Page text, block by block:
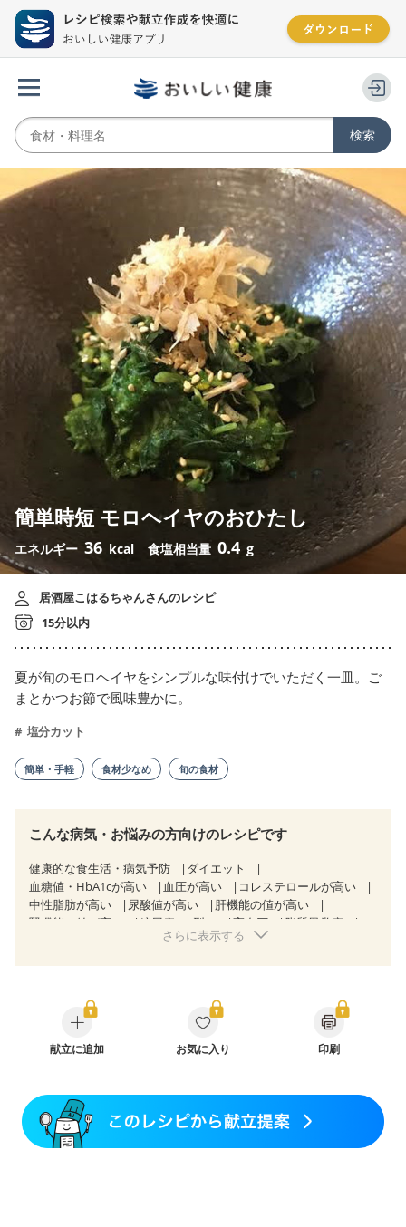
簡単時短 モロヘイヤのおひたし
エネルギー 36 kcal 食塩相当量 0.4 g
居酒屋こはるちゃんさんのレシピ
15分以内
夏が旬のモロヘイヤをシンプルな味付けでいただく一皿。ご
まとかつお節で風味豊かに。
塩分カット
簡単・手軽 食材少なめ 旬の食材
こんな病気・お悩みの方向けのレシピです
健康的な食生活・病気予防
ダイエット
血糖値・HbA1cが高い
血圧が高い
コレステロールが高い
中性脂肪が高い
尿酸値が高い
肝機能の値が高い
腎機能の値が高い
糖尿病（2型） 高血圧
脂質異常症
狭心症 心筋梗塞
糖尿病性腎症（第１期）
糖尿病性腎症（第２期）
CKD（ステージ１）
CKD（ステージ２）
CKD（ステージ３a）
乳がん（抗がん剤治療中）
飲み込みにくい
産後（ミルク）
骨粗しょう症 関節リウマチ
乾癬
フレイル（年齢に合わせた体作り）
さらに表示する
献立に追加 お気に入り 印刷